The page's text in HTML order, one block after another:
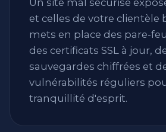
et celles de votre clientèle
mets en place des pare-
des certificats SSL à jour,
sauvegardes chiffrées et
vulnérabilités réguliers
tranquillité d'esprit.